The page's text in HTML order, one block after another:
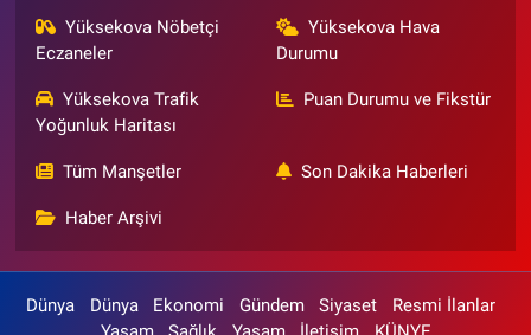
Yüksekova Nöbetçi
Eczaneler
Yüksekova Hava
Durumu
Yüksekova Trafik
Yoğunluk Haritası
Puan Durumu ve Fikstür
Tüm Manşetler Son Dakika Haberleri
Haber Arşivi
Dünya Dünya Ekonomi Gündem Siyaset
Resmi İlanlar